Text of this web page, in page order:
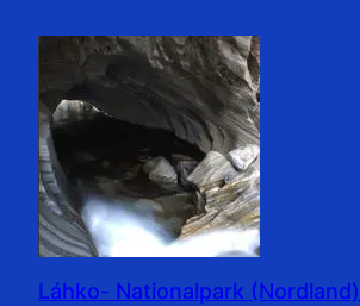
Láhko- Nationalpark (Nordland)